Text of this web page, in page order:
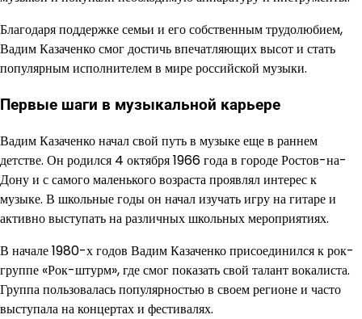
Благодаря поддержке семьи и его собственным трудолюбием,
Вадим Казаченко смог достичь впечатляющих высот и стать
популярным исполнителем в мире российской музыки.
Первые шаги в музыкальной карьере
Вадим Казаченко начал свой путь в музыке еще в раннем
детстве. Он родился 4 октября 1966 года в городе Ростов-на-
Дону и с самого маленького возраста проявлял интерес к
музыке. В школьные годы он начал изучать игру на гитаре и
активно выступать на различных школьных мероприятиях.
В начале 1980-х годов Вадим Казаченко присоединился к рок-
группе «Рок-штурм», где смог показать свой талант вокалиста.
Группа пользовалась популярностью в своем регионе и часто
выступала на концертах и фестивалях.